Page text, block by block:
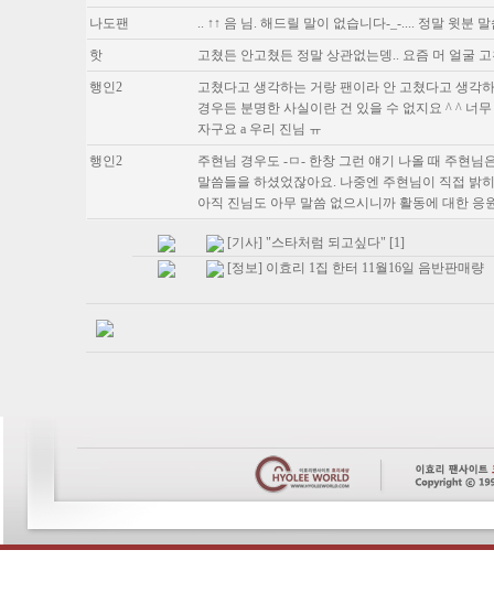
나도팬 .. ↑↑ 음 님. 해드릴 말이 없습니다-_-.... 정말 윗분
핫 고쳤든 안고쳤든 정말 상관없는뎅.. 요즘 머 얼굴
행인2
고쳤다고 생각하는 거랑 팬이라 안 고쳤다고 생각
경우든 분명한 사실이란 건 있을 수 없지요 ^ ^ 너
자구요 a 우리 진님 ㅠ
행인2
주현님 경우도 -ㅁ- 한창 그런 얘기 나올 때 주현
말씀들을 하셨었잖아요. 나중엔 주현님이 직접 밝
아직 진님도 아무 말씀 없으시니까 활동에 대한 응
[기사] "스타처럼 되고싶다" [1]
[정보] 이효리 1집 한터 11월16일 음반판매량